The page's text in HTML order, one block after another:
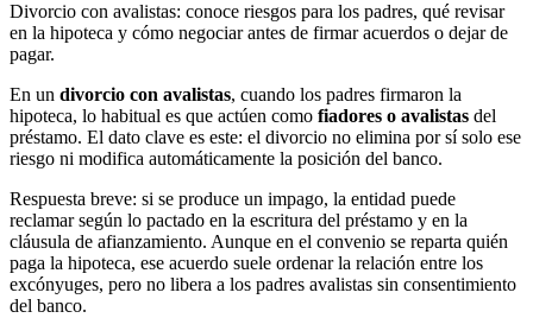
Divorcio con avalistas: conoce riesgos para los padres, qué revisar
en la hipoteca y cómo negociar antes de firmar acuerdos o dejar de
pagar.
En un divorcio con avalistas, cuando los padres firmaron la
hipoteca, lo habitual es que actúen como fiadores o avalistas del
préstamo. El dato clave es este: el divorcio no elimina por sí solo ese
riesgo ni modifica automáticamente la posición del banco.
Respuesta breve: si se produce un impago, la entidad puede
reclamar según lo pactado en la escritura del préstamo y en la
cláusula de afianzamiento. Aunque en el convenio se reparta quién
paga la hipoteca, ese acuerdo suele ordenar la relación entre los
excónyuges, pero no libera a los padres avalistas sin consentimiento
del banco.